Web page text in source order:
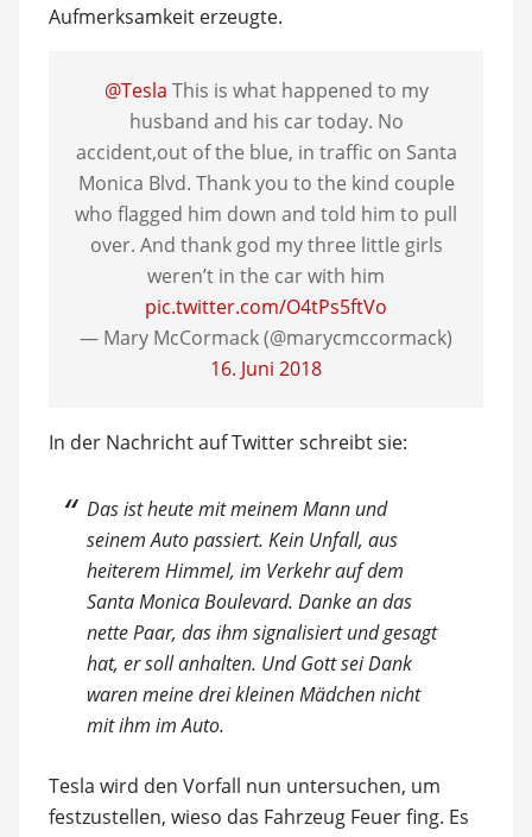
Aufmerksamkeit erzeugte.
@Tesla This is what happened to my
husband and his car today. No
accident,out of the blue, in traffic on Santa
Monica Blvd. Thank you to the kind couple
who flagged him down and told him to pull
over. And thank god my three little girls
weren’t in the car with him
pic.twitter.com/O4tPs5ftVo
— Mary McCormack (@marycmccormack)
16. Juni 2018
In der Nachricht auf Twitter schreibt sie:
Das ist heute mit meinem Mann und
seinem Auto passiert. Kein Unfall, aus
heiterem Himmel, im Verkehr auf dem
Santa Monica Boulevard. Danke an das
nette Paar, das ihm signalisiert und gesagt
hat, er soll anhalten. Und Gott sei Dank
waren meine drei kleinen Mädchen nicht
mit ihm im Auto.
Tesla wird den Vorfall nun untersuchen, um
festzustellen, wieso das Fahrzeug Feuer fing. Es